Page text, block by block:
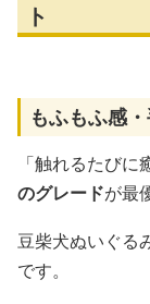
ト
もふもふ感
「触れるたびに
のグレードが最
豆柴犬ぬいぐる
です。